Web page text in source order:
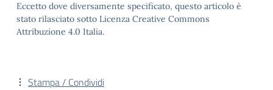
Eccetto dove diversamente specificato, questo articolo è
stato rilasciato sotto Licenza Creative Commons
Attribuzione 4.0 Italia.
Stampa / Condividi